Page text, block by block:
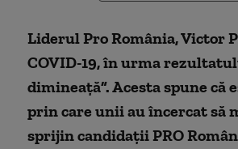
Liderul Pro România, Victor
COVID-19, în urma
dimineață”. Acesta spune că
prin care unii au încercat să
sprijin candidații PRO